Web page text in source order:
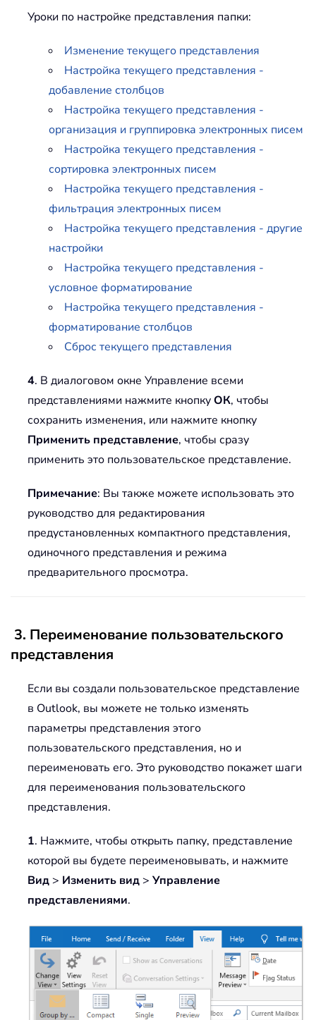
Уроки по настройке представления папки:
Изменение текущего представления
Настройка текущего представления -
добавление столбцов
Настройка текущего представления -
организация и группировка электронных писем
Настройка текущего представления -
сортировка электронных писем
Настройка текущего представления -
фильтрация электронных писем
Настройка текущего представления - другие
настройки
Настройка текущего представления -
условное форматирование
Настройка текущего представления -
форматирование столбцов
Сброс текущего представления
4. В диалоговом окне Управление всеми
представлениями нажмите кнопкуОК, чтобы
сохранить изменения, или нажмите кнопку
Применить представление, чтобы сразу
применить это пользовательское представление.
Примечание: Вы также можете использовать это
руководство для редактирования
предустановленных компактного представления,
одиночного представления и режима
предварительного просмотра.
3. Переименование пользовательского
представления
Если вы создали пользовательское представление
в Outlook, вы можете не только изменять
параметры представления этого
пользовательского представления, но и
переименовать его. Это руководство покажет шаги
для переименования пользовательского
представления.
1. Нажмите, чтобы открыть папку, представление
которой вы будете переименовывать, и нажмите
Вид > Изменить вид > Управление
представлениями.